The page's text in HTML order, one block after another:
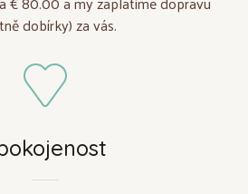
dobírky) za vás.